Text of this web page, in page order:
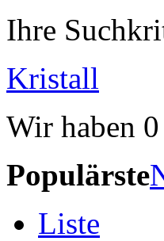
Ihre
Kristall
Wir haben 0
Populärste
Liste